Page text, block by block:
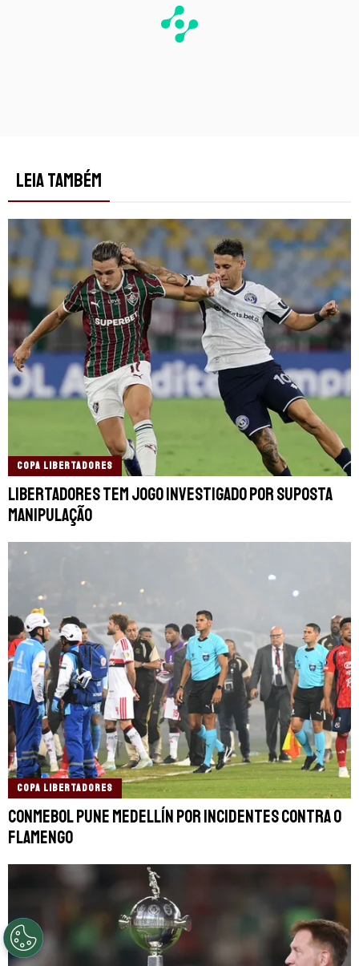
LEIA TAMBÉM
COPA LIBERTADORES
Libertadores tem jogo investigado por suposta
manipulação
COPA LIBERTADORES
Conmebol pune Medellín por incidentes contra o
Flamengo